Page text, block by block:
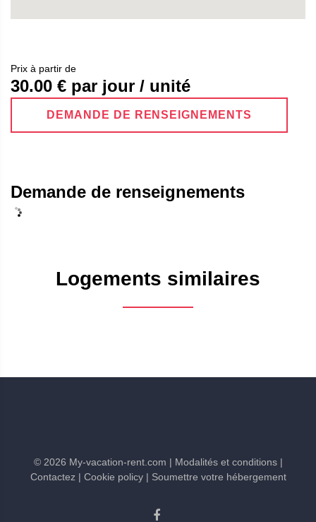
Prix ​​à partir de
30.00 € par jour / unité
DEMANDE DE RENSEIGNEMENTS
Demande de renseignements
Logements similaires
© 2026 My-vacation-rent.com | Modalités et conditions |
Contactez | Cookie policy | Soumettre votre hébergement